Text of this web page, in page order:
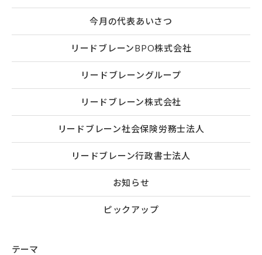
今月の代表あいさつ
リードブレーンBPO株式会社
リードブレーングループ
リードブレーン株式会社
リードブレーン社会保険労務士法人
リードブレーン行政書士法人
お知らせ
ピックアップ
テーマ